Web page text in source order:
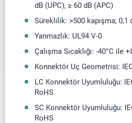
dB (UPC), ≥ 60 dB (APC)
Süreklilik: >500 kapışma;
Yanmazlık: UL94 V-0
Çalışma Sıcaklığı: -40°C ile
Konnektör Uç Geometrisi:
LC Konnektör Uyumluluğu:
RoHS
SC Konnektör Uyumluluğu:
RoHS